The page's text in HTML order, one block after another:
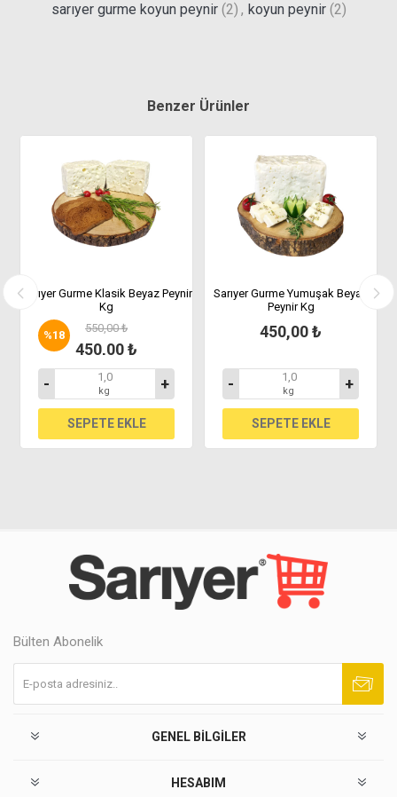
sarıyer gurme koyun peynir (2) , koyun peynir (2)
Benzer Ürünler
Sarıyer Gurme Klasik Beyaz Peynir
Kg
%18
550,00 ₺
450,00 ₺
-
kg +
Sarıyer Gurme Yumuşak Beyaz
Peynir Kg
450,00 ₺
- kg +
Bülten Abonelik
GENEL BILGILER
HESABIM